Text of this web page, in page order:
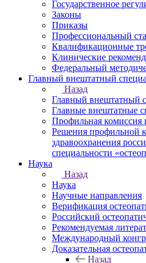
Государственное
Законы
Приказы
Профессиональный
Квалификационные
Клинические
Федеральный
Главный внештатный
Назад
Главный внештатный
Главные внештатные
Профильная комиссия
Решения профильной
здравоохранения
специальности
Наука
Назад
Наука
Научные направления
Верификация
Российский
Рекомендуемая
Международный
Доказательная
Назад